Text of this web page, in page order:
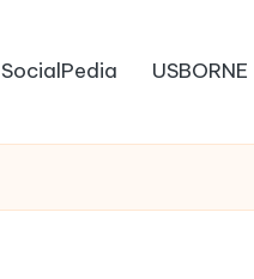
SocialPedia USBORNE